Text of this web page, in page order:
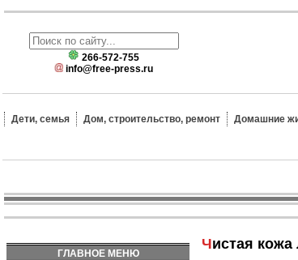
266-572-755
info@free-press.ru
Дети, семья Дом, строительство, ремонт Домашние
ГЛАВНОЕ МЕНЮ
Чистая